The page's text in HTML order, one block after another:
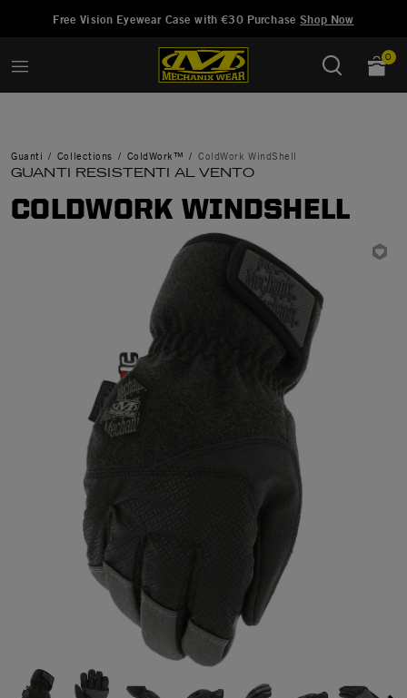
Free Vision Eyewear Case with €30 PurchaseShop Now
0
Guanti Collections ColdWork™ ColdWork WindShell
GUANTI RESISTENTI AL VENTO
COLDWORK WINDSHELL
Aggiunto a Gestisci Lista dei Desideri